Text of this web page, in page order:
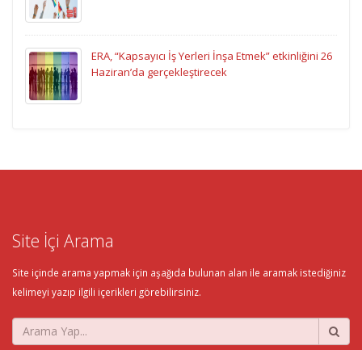
ERA, “Kapsayıcı İş Yerleri İnşa Etmek” etkinliğini 26
Haziran’da gerçekleştirecek
Site İçi Arama
Site içinde arama yapmak için aşağıda bulunan alan ile aramak istediğiniz
kelimeyi yazıp ilgili içerikleri görebilirsiniz.